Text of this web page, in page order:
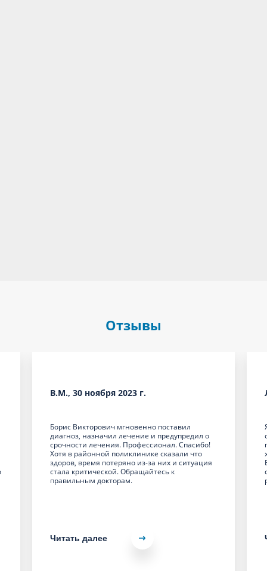
Отзывы
В.М., 30 ноября 2023 г.
Борис Викторович мгновенно поставил
диагноз, назначил лечение и предупредил о
срочности лечения. Профессионал. Спасибо!
Хотя в районной поликлинике сказали что
здоров, время потеряно из-за них и ситуация
стала критической. Обращайтесь к
правильным докторам.
Читать далее